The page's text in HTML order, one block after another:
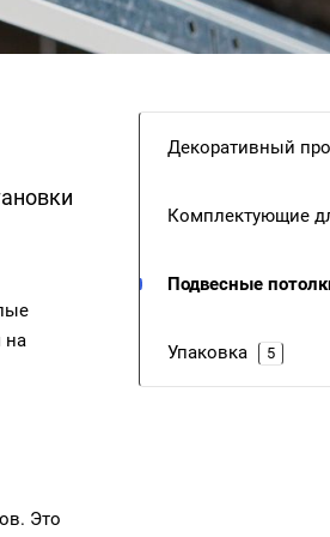
на
Это
Декоративный
Комплектующие
Подвесные
Упаковка 5